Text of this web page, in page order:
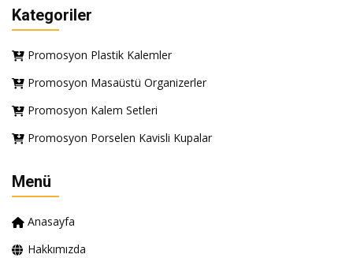
Kategoriler
Promosyon Plastik Kalemler
Promosyon Masaüstü Organizerler
Promosyon Kalem Setleri
Promosyon Porselen Kavisli Kupalar
Menü
Anasayfa
Hakkımızda